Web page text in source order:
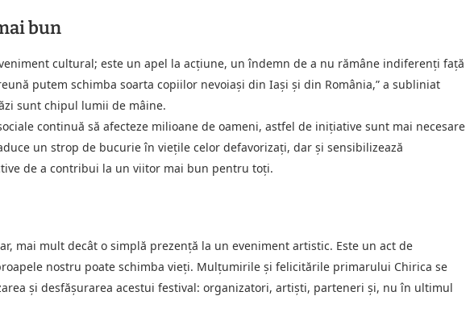
bun
cultural; este un apel la acțiune, un îndemn de a nu rămâne indiferenți față
putem schimba soarta copiilor nevoiași din Iași și din România,” a subliniat
sunt chipul lumii de mâine.
continuă să afecteze milioane de oameni, astfel de inițiative sunt mai necesare
un strop de bucurie în viețile celor defavorizați, dar și sensibilizează
de a contribui la un viitor mai bun pentru toți.
mai mult decât o simplă prezență la un eveniment artistic. Este un act de
nostru poate schimba vieți. Mulțumirile și felicitările primarului Chirica se
și desfășurarea acestui festival: organizatori, artiști, parteneri și, nu în ultimul